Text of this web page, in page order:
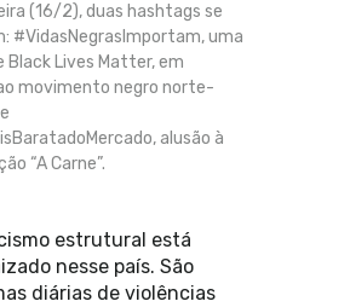
(16/2), duas hashtags se
#VidasNegrasImportam, uma
Black Lives Matter, em
movimento negro norte-
alusão à
“A Carne”.
estrutural está
nesse país. São
diárias de violências